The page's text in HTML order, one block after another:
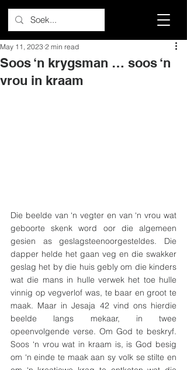
Soos ‘n krygsman … soos ‘n
vrou in kraam
May 11, 2023 2 min read
Die beelde van ‘n vegter en van ‘n vrou wat
geboorte skenk word oor die algemeen
gesien as geslagsteenoorgesteldes. Die
dapper helde het gaan veg en die swakker
geslag het by die huis gebly om die kinders
wat die mans in hulle verwek het toe hulle
vinnig op vegverlof was, te baar en groot te
maak. Maar in Jesaja 42 vind ons hierdie
beelde langs mekaar, in twee
opeenvolgende verse. Om God te beskryf.
Soos ‘n vrou wat in kraam is, is God besig
om ‘n einde te maak aan sy volk se stilte en